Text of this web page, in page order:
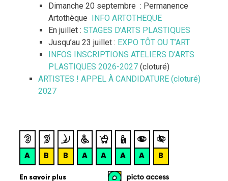
Dimanche 20 septembre : Permanence
Artothèque INFO ARTOTHEQUE
En juillet : STAGES D’ARTS PLASTIQUES
Jusqu’au 23 juillet : EXPO TÔT OU T’ART
INFOS INSCRIPTIONS ATELIERS D’ARTS
PLASTIQUES 2026-2027 (cloturé)
ARTISTES ! APPEL À CANDIDATURE (cloturé)
2027